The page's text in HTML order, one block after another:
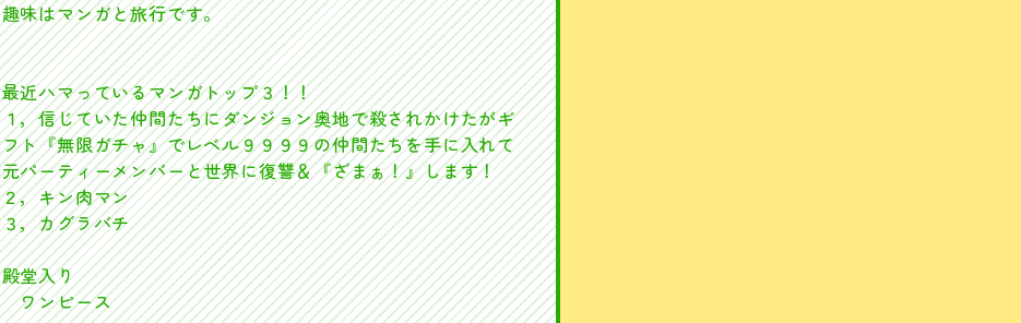
趣味はマンガと旅行です。
最近ハマっているマンガトップ３！！
１，信じていた仲間たちにダンジョン奥地で殺されかけたがギ
フト『無限ガチャ』でレベル９９９９の仲間たちを手に入れて
元パーティーメンバーと世界に復讐＆『ざまぁ！』します！
２，キン肉マン
３，カグラバチ
殿堂入り
ワンピース